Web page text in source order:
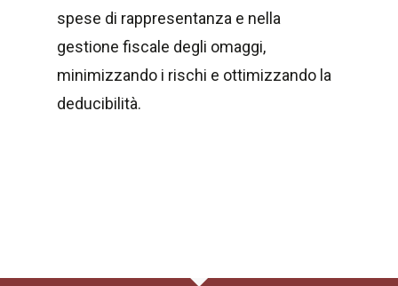
spese di rappresentanza e nella
gestione fiscale degli omaggi,
minimizzando i rischi e ottimizzando la
deducibilità.